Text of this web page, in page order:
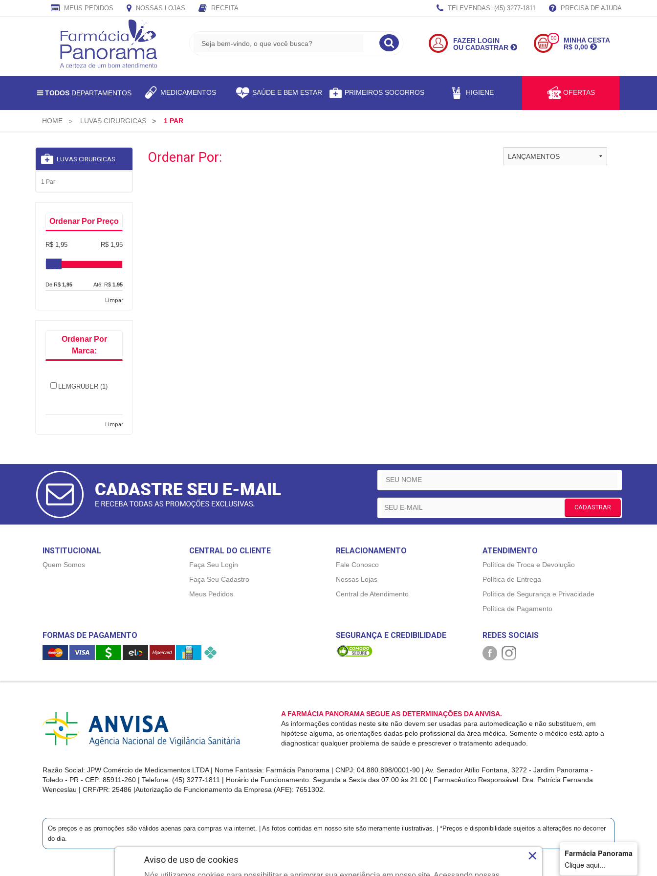
MEUS PEDIDOS NOSSAS LOJAS RECEITA TELEVENDAS: (45) 3277-1811 PRECISA DE AJUDA
Farmácia Panorama
Clique aqui...
FAZER LOGIN
OU CADASTRAR
00
MINHA CESTA
R$ 0,00
TODOS DEPARTAMENTOS MEDICAMENTOS SAÚDE E BEM ESTAR PRIMEIROS SOCORROS HIGIENE OFERTAS
HOME LUVAS CIRURGICAS 1 PAR
LUVAS CIRURGICAS
1 Par
Ordenar Por Preço
R$ 1,95 R$ 1,95
De R$ 1,95 Até: R$ 1.95
Limpar
Ordenar Por
Marca:
LEMGRUBER (1)
Limpar
Ordenar Por:
CADASTRE
SEU
MAIL
RECEBA
PROMOÇÕES
CADASTRAR
E-MAIL
CADASTRAR
INSTITUCIONAL
Quem Somos
CENTRAL DO CLIENTE
Faça Seu Login
Faça Seu Cadastro
Meus Pedidos
RELACIONAMENTO
Fale Conosco
Nossas Lojas
Central de Atendimento
ATENDIMENTO
Política de Troca e Devolução
Política de Entrega
Política de Segurança e Privacidade
Política de Pagamento
FORMAS DE PAGAMENTO SEGURANÇA E CREDIBILIDADE REDES SOCIAIS
A FARMÁCIA PANORAMA SEGUE AS DETERMINAÇÕES DA ANVISA.
As informações contidas neste site não devem ser usadas para automedicação e não substituem, em
hipótese alguma, as orientações dadas pelo profissional da área médica. Somente o médico está apto a
diagnosticar qualquer problema de saúde e prescrever o tratamento adequado.
Razão Social: JPW Comércio de Medicamentos LTDA | Nome Fantasia: Farmácia Panorama | CNPJ: 04.880.898/0001-90 | Av. Senador Atílio Fontana, 3272 - Jardim Panorama -
Toledo - PR - CEP: 85911-260 | Telefone: (45) 3277-1811 | Horário de Funcionamento: Segunda a Sexta das 07:00 às 21:00 | Farmacêutico Responsável: Dra. Patrícia Fernanda
Wenceslau | CRF/PR: 25486 |Autorização de Funcionamento da Empresa (AFE): 7651302.
Os preços e as promoções são válidos apenas para compras via internet. | As fotos contidas em nosso site são meramente ilustrativas. | *Preços e disponibilidade sujeitos a alterações no decorrer
do dia.
Aviso de uso de cookies ×